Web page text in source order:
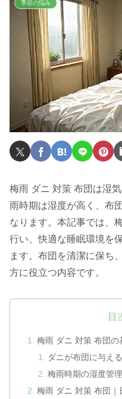
季節の悩み
梅雨 ダニ 対策 布団は湿
雨時期は湿度が高く、布
なります。本記事では、
行い、快適な睡眠環境を
ます。布団を清潔に保ち
方に役立つ内容です。
目
梅雨 ダニ 対策 布団
ダニが布団に与え
梅雨時期の湿度管
梅雨 ダニ 対策 布団